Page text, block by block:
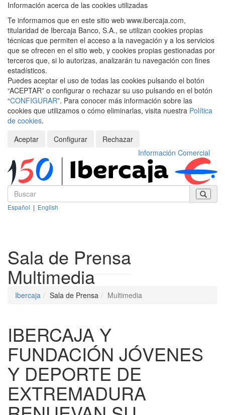
Información acerca de las cookies utilizadas
Te informamos que en este sitio web www.ibercaja.com,
titularidad de Ibercaja Banco, S.A., se utilizan cookies propias
técnicas que permiten el acceso a la navegación y a los servicios
que se ofrecen en el sitio web, y cookies propias gestionadas por
terceros que, si lo autorizas, analizarán tu navegación con fines
estadísticos.
Puedes aceptar el uso de todas las cookies pulsando el botón
“ACEPTAR” o configurar o rechazar su uso pulsando en el botón
“CONFIGURAR”. Para conocer más información sobre las
cookies que utilizamos o cómo eliminarlas, visita nuestra Política
de cookies.
Aceptar
Configurar
Rechazar
Información Comercial
Español | English
Sala de Prensa
Multimedia
Ibercaja Sala de Prensa Multimedia
IBERCAJA Y
FUNDACIÓN JÓVENES
Y DEPORTE DE
EXTREMADURA